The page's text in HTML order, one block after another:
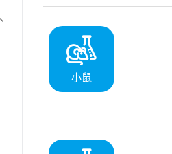
小鼠